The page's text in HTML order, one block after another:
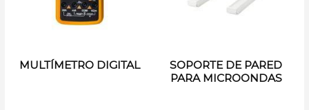
MULTÍMETRO DIGITAL
SOPORTE DE PARED
PARA MICROONDAS